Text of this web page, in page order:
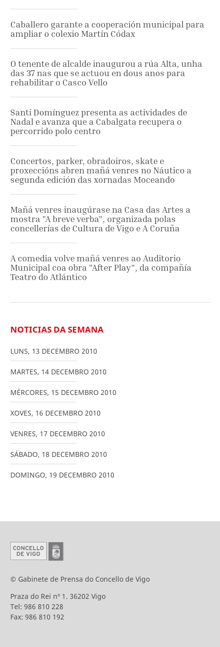
Caballero garante a cooperación municipal para
ampliar o colexio Martín Códax
O tenente de alcalde inaugurou a rúa Alta, unha
das 37 nas que se actuou en dous anos para
rehabilitar o Casco Vello
Santi Domínguez presenta as actividades de
Nadal e avanza que a Cabalgata recupera o
percorrido polo centro
Concertos, parker, obradoiros, skate e
proxeccións abren mañá venres no Náutico a
segunda edición das xornadas Moceando
Mañá venres inaugúrase na Casa das Artes a
mostra "A breve verba", organizada polas
concellerías de Cultura de Vigo e A Coruña
A comedia volve mañá venres ao Auditorio
Municipal coa obra "After Play", da compañía
Teatro do Atlántico
NOTICIAS DA SEMANA
LUNS, 13 DECEMBRO 2010
MARTES, 14 DECEMBRO 2010
MÉRCORES, 15 DECEMBRO 2010
XOVES, 16 DECEMBRO 2010
VENRES, 17 DECEMBRO 2010
SÁBADO, 18 DECEMBRO 2010
DOMINGO, 19 DECEMBRO 2010
© Gabinete de Prensa do Concello de Vigo
Praza do Rei nº 1. 36202 Vigo
Tel: 986 810 228
Fax: 986 810 192